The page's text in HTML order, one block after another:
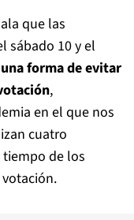
que las
sábado 10 y el
forma de evitar
,
en el que nos
cuatro
de los